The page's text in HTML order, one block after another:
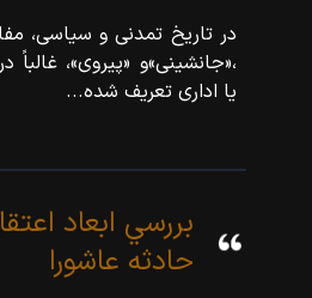
در تاریخ تمدنی و سیاسی،
‌‌‌،«جانشینی»و «پیروی»،
یا اداری تعریف شده...
بررسي ابعاد
حادثه عاشورا